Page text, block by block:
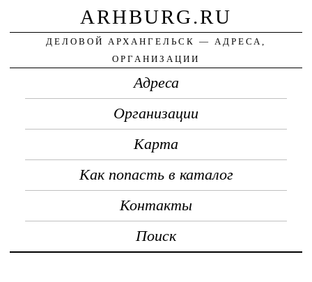
ARHBURG.RU
ДЕЛОВОЙ АРХАНГЕЛЬСК — АДРЕСА,
ОРГАНИЗАЦИИ
Адреса
Организации
Карта
Как попасть в каталог
Контакты
Поиск